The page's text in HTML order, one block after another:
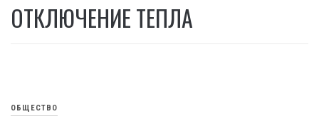
ОТКЛЮЧЕНИЕ ТЕПЛА
ОБЩЕСТВО